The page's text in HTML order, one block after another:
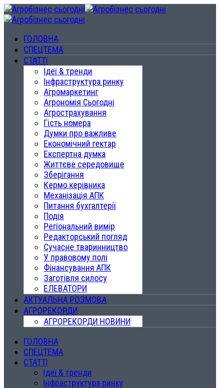
ГОЛОВНА
СПЕЦТЕМА
СТАТТІ
Ідеї & тренди
Інфраструктура ринку
Агромаркетинг
Агрономія Сьогодні
Агрострахування
Гість номера
Думки про важливе
Економічний гектар
Експертна думка
Життєве середовище
Зберігання
Кермо керівника
Механізація АПК
Питання бухгалтерії
Подія
Регіональний вимір
Редакторський погляд
Сучасне тваринництво
У правовому полі
Фінансування АПК
Заготівля силосу
ЕЛЕВАТОРИ
АКТУАЛЬНА РОЗМОВА
АГРОРЕКОРДИ
АГРОРЕКОРДИ НОВИНИ
ГОЛОВНА
СПЕЦТЕМА
СТАТТІ
Ідеї & тренди
Інфраструктура ринку